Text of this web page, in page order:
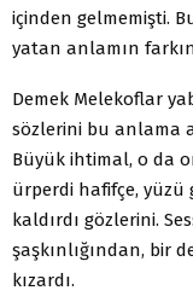
içinden gelmemişti.
yatan anlamın
Demek Melekoflar
sözlerini bu anlama
Büyük ihtimal, o da
ürperdi hafifçe, yüzü
kaldırdı gözlerini.
şaşkınlığından, bir
kızardı.